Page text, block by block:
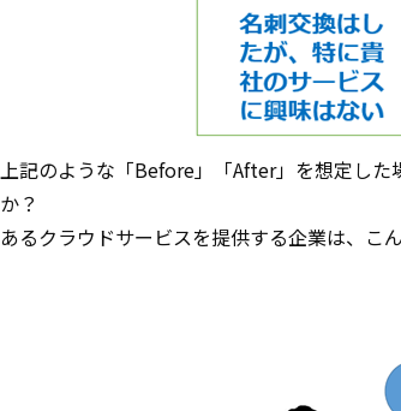
上記のような「Before」「After」を想定し
か？
あるクラウドサービスを提供する企業は、こ